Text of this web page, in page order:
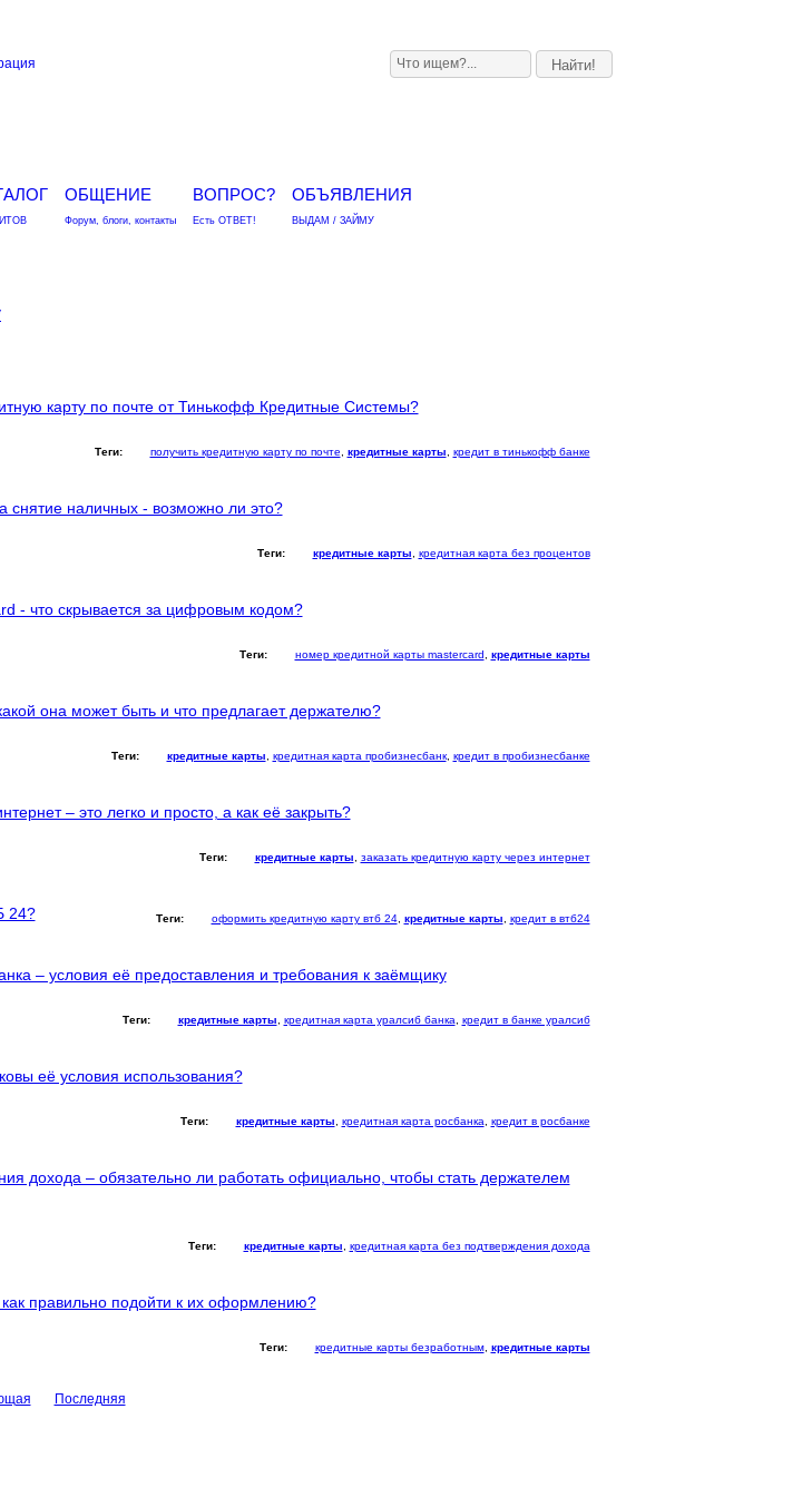
ОБЩЕНИЕ
Форум, блоги, контакты
ВОПРОС?
Есть ОТВЕТ!
ОБЪЯВЛЕНИЯ
ВЫДАМ / ЗАЙМУ
карту по почте от Тинькофф Кредитные Системы?
Теги: получить кредитную карту по почте кредитные карты кредит в тинькофф банке
снятие наличных - возможно ли это?
Теги: кредитные карты кредитная карта без процентов
- что скрывается за цифровым кодом?
Теги: номер кредитной карты mastercard кредитные карты
она может быть и что предлагает держателю?
Теги: кредитные карты кредитная карта пробизнесбанк, кредит в пробизнесбанке
– это легко и просто, а как её закрыть?
Теги: кредитные карты заказать кредитную карту через интернет
24? Теги: оформить кредитную карту втб 24, кредитные карты кредит в втб24
– условия её предоставления и требования к заёмщику
Теги: кредитные карты кредитная карта уралсиб банка кредит в банке уралсиб
её условия использования?
Теги: кредитные карты кредитная карта росбанка кредит в росбанке
дохода – обязательно ли работать официально, чтобы стать держателем
Теги: кредитные карты кредитная карта без подтверждения дохода
правильно подойти к их оформлению?
Теги: кредитные карты безработным, кредитные карты
Последняя